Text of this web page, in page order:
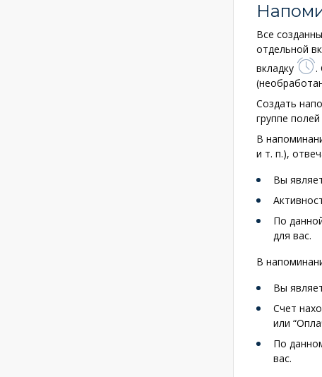
Все
отдельной
вкладку
.
Создать
группе полей
В
и т. п.),
Вы
По
для вас.
В
Вы
Счет
или
По
вас.